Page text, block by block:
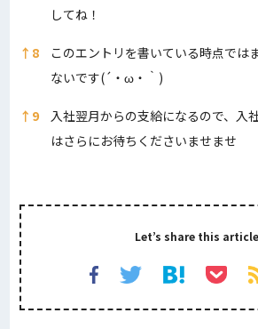
してね！
↑ 8
このエントリを書いている時点では
ないです(´・ω・｀)
↑ 9
入社翌月からの支給になるので、入
はさらにお待ちくださいませませ
Let’s share this